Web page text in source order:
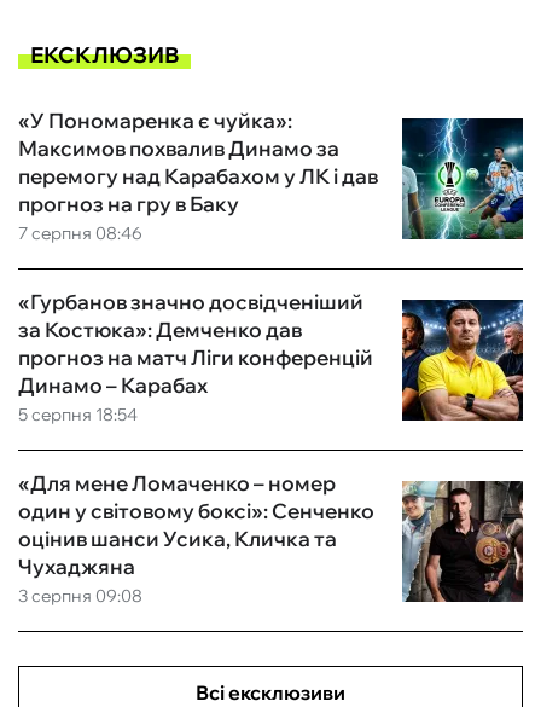
ЕКСКЛЮЗИВ
7 серпня 08:46
«У Пономаренка є чуйка»:
Максимов похвалив Динамо за
перемогу над Карабахом у ЛК і дав
прогноз на гру в Баку
5 серпня 18:54
«Гурбанов значно досвідченіший
за Костюка»: Демченко дав
прогноз на матч Ліги конференцій
Динамо – Карабах
3 серпня 09:08
«Для мене Ломаченко – номер
один у світовому боксі»: Сенченко
оцінив шанси Усика, Кличка та
Чухаджяна
Всі ексклюзиви